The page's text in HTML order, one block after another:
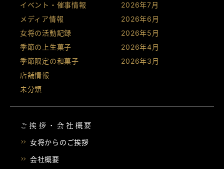
イベント・催事情報
メディア情報
女将の活動記録
季節の上生菓子
季節限定の和菓子
店舗情報
未分類
2026年7月
2026年6月
2026年5月
2026年4月
2026年3月
ご挨拶・会社概要
女将からのご挨拶
会社概要